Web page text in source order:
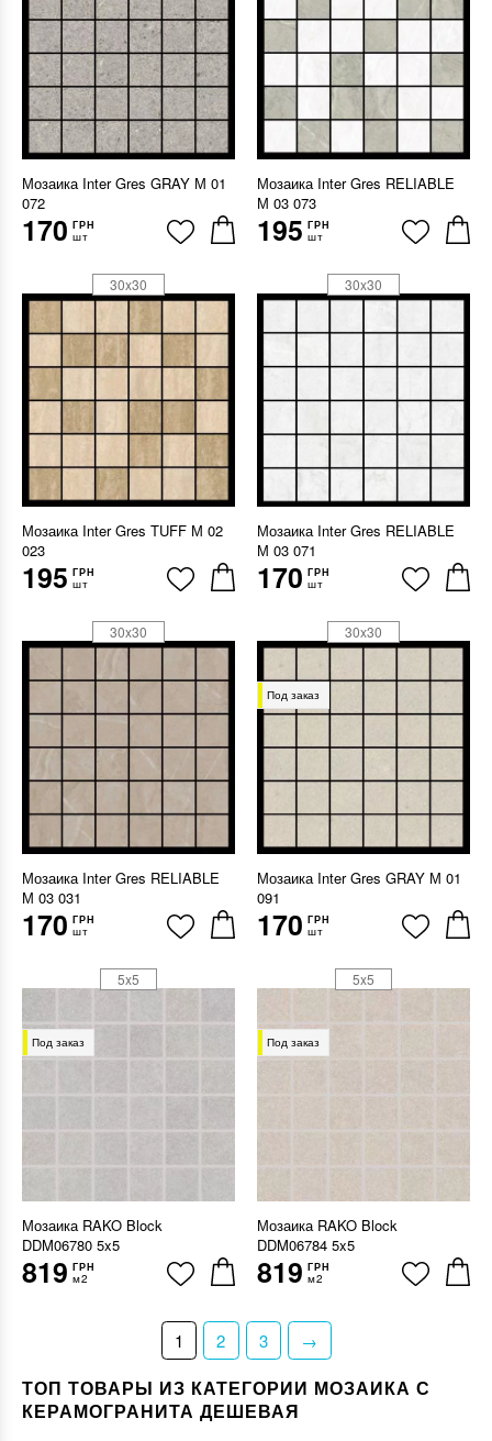
Мозаика Inter Gres GRAY М 01
072
170 ГРН
шт
Мозаика Inter Gres RELIABLE
М 03 073
195 ГРН
шт
Мозаика Inter Gres TUFF М 02
023
195 ГРН
шт
30x30
Мозаика Inter Gres RELIABLE
М 03 071
170 ГРН
шт
30x30
Мозаика Inter Gres RELIABLE
М 03 031
170 ГРН
шт
30x30
Под заказ
Мозаика Inter Gres GRAY М 01
091
170 ГРН
шт
30x30
Под заказ
Мозаика RAKO Block
DDM06780 5x5
819 ГРН
м2
5x5
Под заказ
Мозаика RAKO Block
DDM06784 5x5
819 ГРН
м2
5x5
1 2 3 →
ТОП ТОВАРЫ ИЗ КАТЕГОРИИ МОЗАИКА С
КЕРАМОГРАНИТА ДЕШЕВАЯ